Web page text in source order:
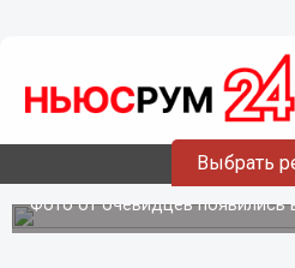
Выбрать
Холодильник с
разносолами
нижегородской
Фото от очевидцев появились